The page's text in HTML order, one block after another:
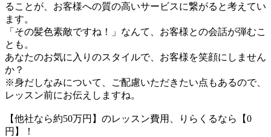
ることが、お客様への質の高いサービスに繋がると考えてい
ます。
「その髪色素敵ですね！」なんて、お客様との会話が弾むこ
とも。
あなたのお気に入りのスタイルで、お客様を笑顔にしません
か？
※身だしなみについて、ご配慮いただきたい点もあるので、
レッスン前にお伝えしますね。
【他社なら約50万円】のレッスン費用、りらくるなら【0
円】！